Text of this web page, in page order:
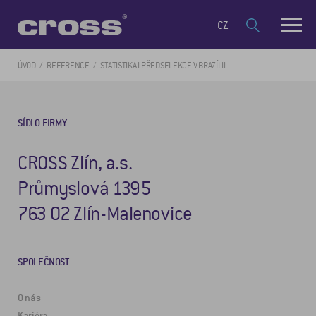
CZ
ÚVOD REFERENCE STATISTIKA I PŘEDSELEKCE V BRAZÍLII
SÍDLO FIRMY
CROSS Zlín, a.s.
Průmyslová 1395
763 02 Zlín-Malenovice
SPOLEČNOST
O nás